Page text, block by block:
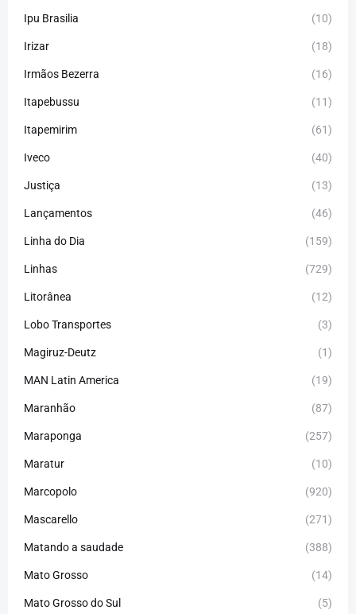
Ipu Brasilia (10)
Irizar (18)
Irmãos Bezerra (16)
Itapebussu (11)
Itapemirim (61)
Iveco (40)
Justiça (13)
Lançamentos (46)
Linha do Dia (159)
Linhas (729)
Litorânea (12)
Lobo Transportes (3)
Magiruz-Deutz (1)
MAN Latin America (19)
Maranhão (87)
Maraponga (257)
Maratur (10)
Marcopolo (920)
Mascarello (271)
Matando a saudade (388)
Mato Grosso (14)
Mato Grosso do Sul (5)